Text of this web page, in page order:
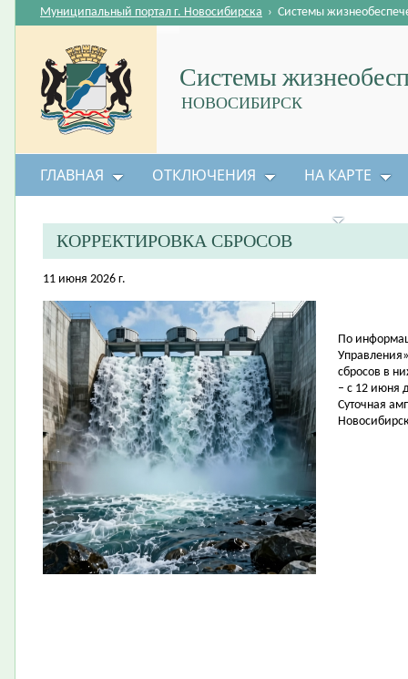
Системы
НОВОСИБИРСК
Муниципальный портал г. Новосибирска › Системы
ГЛАВНАЯ ОТКЛЮЧЕНИЯ НА КАРТЕ
КОРРЕКТИРОВКА СБРОСОВ
11 июня 2026 г.
По
сбросов в
– с 12 июня
Суточная